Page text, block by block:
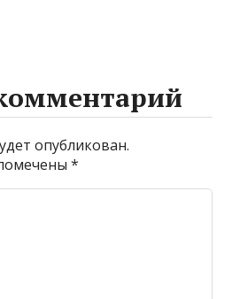
опубликован.
*